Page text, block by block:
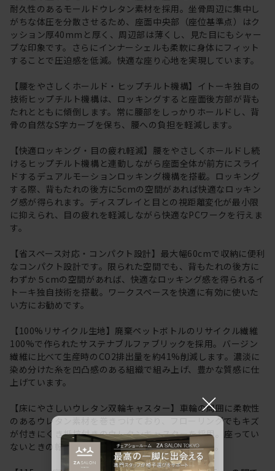
耐久性のあるモールドウレタン素材を採用。坐骨周辺に集中し
がちな体圧を分散させるため、座面中央部（座位基準点）はク
ッション厚40mmと厚く、周辺部は薄くし、見た目にもシャー
プな印象です。さらにインナーシェルも柔軟に身体にフィット
することで圧迫感を低減。快適な座り心地を実現しています。
【腰をやさしくホールド・ヒップチルト機構】イトーキ独自の
技術ヒップチルト機構は、ロッキングすると座面後方部が背も
たれとともに傾倒します。常に腰部をしっかりホールドし、背
骨の自然なS字カーブを保ち、腰への負担を軽減します。
【快適ロッキング・目の疲れ軽減】腰をやさしくホールドし続
けるヒップチルト機構と連動しながら座面全体が前方にスライ
ドするデュアルモーションロッキング機構を搭載。ロッキング
する際、背もたれの後方に5cmの空間があれば快適なロッキン
グ感が得られます。ディスプレイと目との視距離変化が最小限
に抑えられ、目の疲れを軽減しながら快適なPCワークを行えま
す。
【省スペース対応・コンパクト設計】最大幅60cmで収納に便利
なコンパクト設計です。限られた空間でも、背もたれの後方に
わずか５cmの空間があれば、快適なロッキング感を得られるイ
トーキ独自技術を搭載。ワークスペースを快適に有効に使いた
い方にお勧めです。
【100%リサイクル生地】廃棄ペットボトルのリサイクル繊維
100%で作られたサステナブルファブリックを採用。バージン
繊維に比べて生産時のCO2排出量を約41%削減します。濃淡に
染め分けた糸を凹凸感のある組織で組み上げ、豊かな質感に仕
上げています。
【床にやさしいウレタン双輪キャスター】車輪の周囲に柔軟性
のあるウレタン素材を巻きつけており、フローリングでもキズ
が付きにくき抵抗付きのウレタンキャスターを採用。座ってい
ないときの転がりを防ぐ安全機能も採用しています。
×